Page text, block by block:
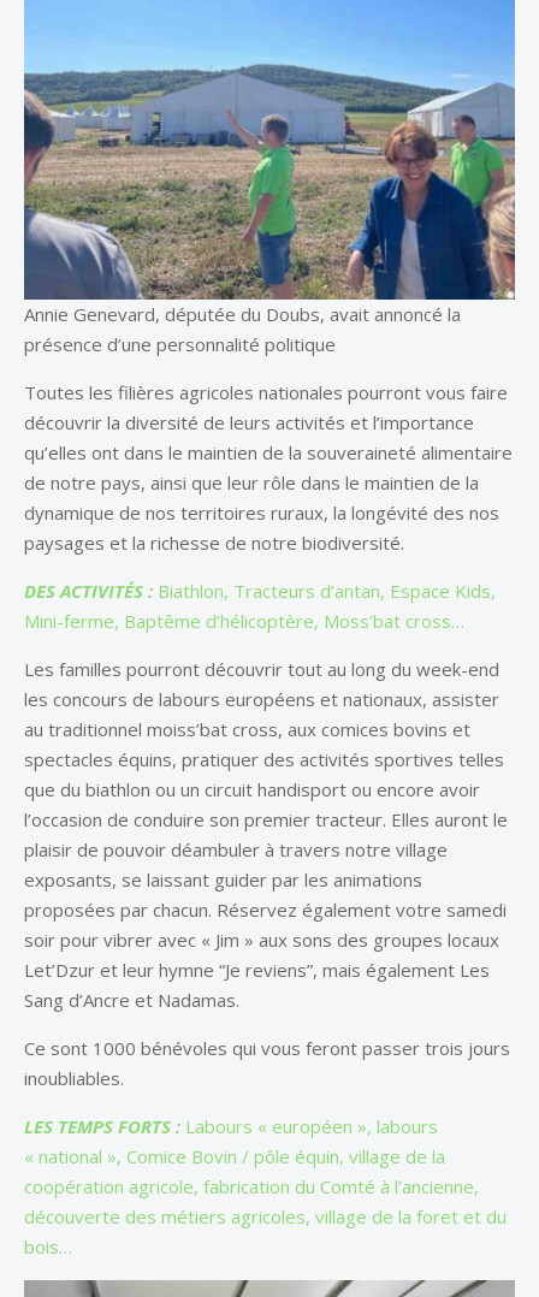
Annie Genevard, députée du Doubs, avait annoncé la
présence d’une personnalité politique
Toutes les filières agricoles nationales pourront vous faire
découvrir la diversité de leurs activités et l’importance
qu’elles ont dans le maintien de la souveraineté alimentaire
de notre pays, ainsi que leur rôle dans le maintien de la
dynamique de nos territoires ruraux, la longévité des nos
paysages et la richesse de notre biodiversité.
DES ACTIVITÉS : Biathlon, Tracteurs d’antan, Espace Kids,
Mini-ferme, Baptême d’hélicoptère, Moss’bat cross…
Les familles pourront découvrir tout au long du week-end
les concours de labours européens et nationaux, assister
au traditionnel moiss’bat cross, aux comices bovins et
spectacles équins, pratiquer des activités sportives telles
que du biathlon ou un circuit handisport ou encore avoir
l’occasion de conduire son premier tracteur. Elles auront le
plaisir de pouvoir déambuler à travers notre village
exposants, se laissant guider par les animations
proposées par chacun. Réservez également votre samedi
soir pour vibrer avec « Jim » aux sons des groupes locaux
Let’Dzur et leur hymne “Je reviens”, mais également Les
Sang d’Ancre et Nadamas.
Ce sont 1000 bénévoles qui vous feront passer trois jours
inoubliables.
LES TEMPS FORTS : Labours « européen », labours
« national », Comice Bovin / pôle équin, village de la
coopération agricole, fabrication du Comté à l’ancienne,
découverte des métiers agricoles, village de la foret et du
bois…